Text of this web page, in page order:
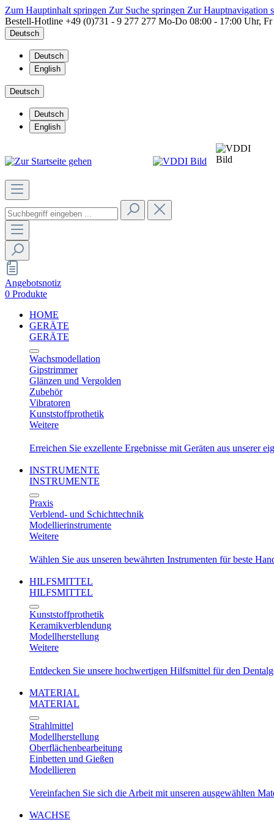
Zum Hauptinhalt springen Zur Suche springen Zur Hauptnavigation
Bestell-Hotline +49 (0)731 - 9 277 277 Mo-Do 08:00 - 17:00 Uhr,
Deutsch
Deutsch
English
Deutsch
Deutsch
English
Angebotsnotiz
0 Produkte
HOME
GERÄTE
GERÄTE
Wachsmodellation
Gipstrimmer
Glänzen und Vergolden
Zubehör
Vibratoren
Kunststoffprothetik
Weitere
Erreichen Sie exzellente Ergebnisse mit Geräten aus unserer
INSTRUMENTE
INSTRUMENTE
Praxis
Verblend- und Schichttechnik
Modellierinstrumente
Weitere
Wählen Sie aus unseren bewährten Instrumenten für beste
HILFSMITTEL
HILFSMITTEL
Kunststoffprothetik
Keramikverblendung
Modellherstellung
Weitere
Entdecken Sie unsere hochwertigen Hilfsmittel für den
MATERIAL
MATERIAL
Strahlmittel
Modellherstellung
Oberflächenbearbeitung
Einbetten und Gießen
Modellieren
Vereinfachen Sie sich die Arbeit mit unseren ausgewählten
WACHSE